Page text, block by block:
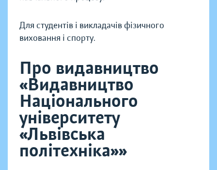
Для студентів і викладачів фізичного
виховання і спорту.
Про видавництво
«Видавництво
Національного
університету
«Львівська
політехніка»»